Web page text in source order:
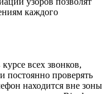
каждого
всех звонков,
постоянно проверять
находится вне зоны